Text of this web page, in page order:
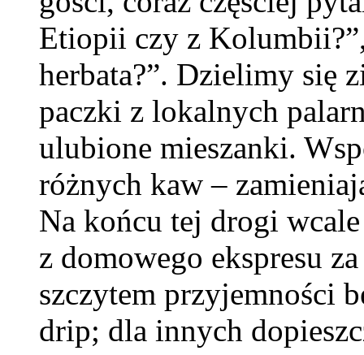
Etiopii czy z
herbata?”. Dzielimy się
paczki z lokalnych
ulubione mieszanki.
różnych kaw –
Na końcu tej drogi
z domowego ekspresu
szczytem przyjemności
drip; dla innych